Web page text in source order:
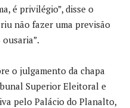
é privilégio”, disse o
não fazer uma previsão
o julgamento da chapa
Superior Eleitoral e
pelo Palácio do Planalto,